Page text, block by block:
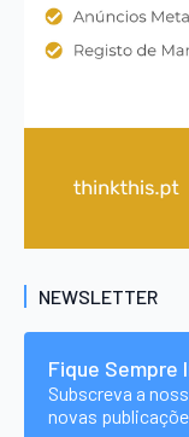
NEWSLETTER
Fique Sempre
Subscreva a
novas